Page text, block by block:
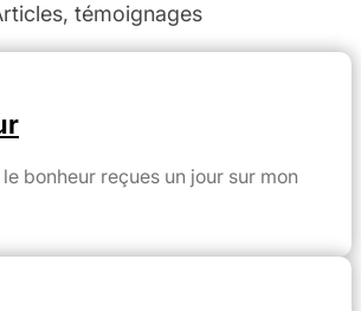
témoignages
bonheur reçues un jour sur mon